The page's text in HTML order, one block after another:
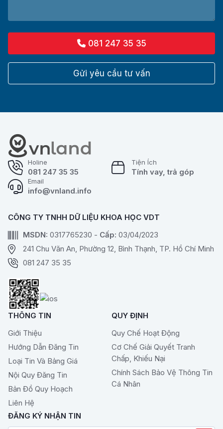
081 247 35 35
Gửi yêu cầu tư vấn
Holine
081 247 35 35
Tiện Ích
Tính vay, trả góp
Email
info@vnland.info
CÔNG TY TNHH DỮ LIỆU KHOA HỌC VDT
MSDN: 0317765230 - Cấp: 03/04/2023
241 Chu Văn An, Phường 12, Bình Thạnh, TP. Hồ Chí Minh
081 247 35 35
THÔNG TIN
Giới Thiệu
Hướng Dẫn Đăng Tin
Loại Tin Và Bảng Giá
Nội Quy Đăng Tin
Bản Đồ Quy Hoạch
Liên Hệ
QUY ĐỊNH
Quy Chế Hoạt Động
Cơ Chế Giải Quyết Tranh
Chấp, Khiếu Nại
Chính Sách Bảo Vệ Thông Tin
Cá Nhân
ĐĂNG KÝ NHẬN TIN